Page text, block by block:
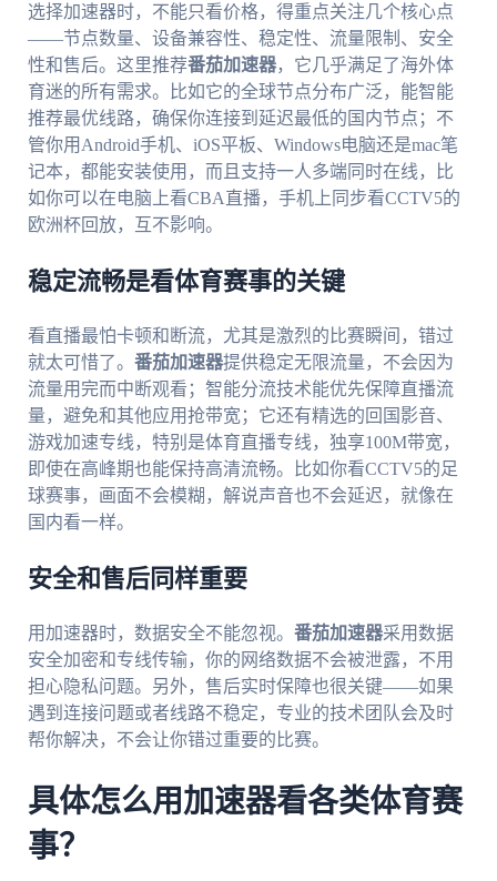
选择加速器时，不能只看价格，得重点关注几个核心点
——节点数量、设备兼容性、稳定性、流量限制、安全
性和售后。这里推荐番茄加速器，它几乎满足了海外体
育迷的所有需求。比如它的全球节点分布广泛，能智能
推荐最优线路，确保你连接到延迟最低的国内节点；不
管你用Android手机、iOS平板、Windows电脑还是mac笔
记本，都能安装使用，而且支持一人多端同时在线，比
如你可以在电脑上看CBA直播，手机上同步看CCTV5的
欧洲杯回放，互不影响。
稳定流畅是看体育赛事的关键
看直播最怕卡顿和断流，尤其是激烈的比赛瞬间，错过
就太可惜了。 番茄加速器提供稳定无限流量，不会因为
流量用完而中断观看；智能分流技术能优先保障直播流
量，避免和其他应用抢带宽；它还有精选的回国影音、
游戏加速专线，特别是体育直播专线，独享100M带宽，
即使在高峰期也能保持高清流畅。比如你看CCTV5的足
球赛事，画面不会模糊，解说声音也不会延迟，就像在
国内看一样。
安全和售后同样重要
用加速器时，数据安全不能忽视。 番茄加速器采用数据
安全加密和专线传输，你的网络数据不会被泄露，不用
担心隐私问题。另外，售后实时保障也很关键——如果
遇到连接问题或者线路不稳定，专业的技术团队会及时
帮你解决，不会让你错过重要的比赛。
具体怎么用加速器看各类体育赛
事？